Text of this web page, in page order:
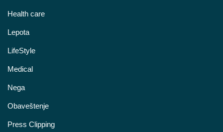
Health care
Lepota
LifeStyle
Medical
Nega
Obaveštenje
Press Clipping